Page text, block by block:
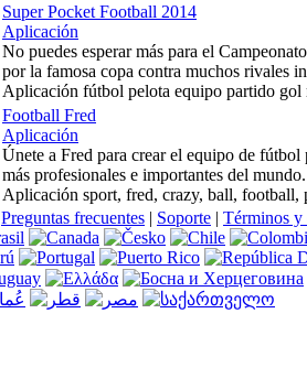
Super Pocket Football 2014
Aplicación
No puedes esperar más para el
por la famosa copa contra muchos rivales
Aplicación fútbol pelota equipo partido gol
Football Fred
Aplicación
Únete a Fred para crear el equipo de
más profesionales e importantes del mundo.
Aplicación sport, fred, crazy, ball, football,
Preguntas frecuentes | Soporte | Términos y